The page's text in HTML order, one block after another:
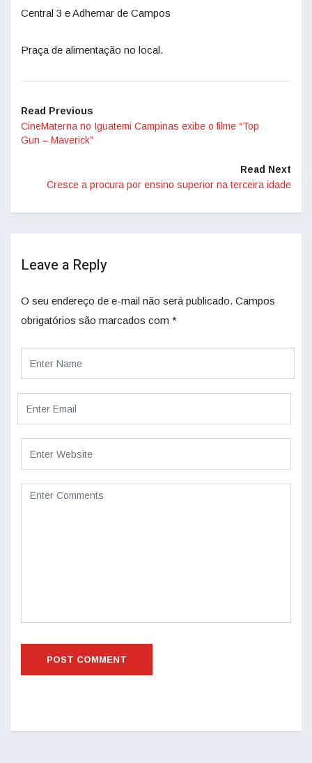
Central 3 e Adhemar de Campos
Praça de alimentação no local.
Read Previous
CineMaterna no Iguatemi Campinas exibe o filme “Top
Gun – Maverick”
Read Next
Cresce a procura por ensino superior na terceira idade
Leave a Reply
O seu endereço de e-mail não será publicado. Campos
obrigatórios são marcados com *